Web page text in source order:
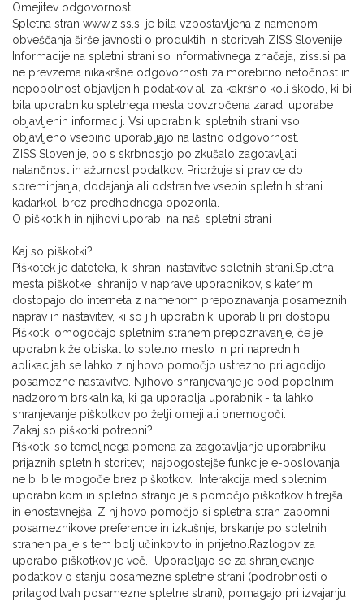
Omejitev odgovornosti
Spletna stran www.ziss.si je bila vzpostavljena z namenom
obveščanja širše javnosti o produktih in storitvah ZISS Slovenije
Informacije na spletni strani so informativnega značaja, ziss.si pa
ne prevzema nikakršne odgovornosti za morebitno netočnost in
nepopolnost objavljenih podatkov ali za kakršno koli škodo, ki bi
bila uporabniku spletnega mesta povzročena zaradi uporabe
objavljenih informacij. Vsi uporabniki spletnih strani vso
objavljeno vsebino uporabljajo na lastno odgovornost.
ZISS Slovenije, bo s skrbnostjo poizkušalo zagotavljati
natančnost in ažurnost podatkov. Pridržuje si pravice do
spreminjanja, dodajanja ali odstranitve vsebin spletnih strani
kadarkoli brez predhodnega opozorila.
O piškotkih in njihovi uporabi na naši spletni strani
Kaj so piškotki?
Piškotek je datoteka, ki shrani nastavitve spletnih strani.Spletna
mesta piškotke shranijo v naprave uporabnikov, s katerimi
dostopajo do interneta z namenom prepoznavanja posameznih
naprav in nastavitev, ki so jih uporabniki uporabili pri dostopu.
Piškotki omogočajo spletnim stranem prepoznavanje, če je
uporabnik že obiskal to spletno mesto in pri naprednih
aplikacijah se lahko z njihovo pomočjo ustrezno prilagodijo
posamezne nastavitve. Njihovo shranjevanje je pod popolnim
nadzorom brskalnika, ki ga uporablja uporabnik - ta lahko
shranjevanje piškotkov po želji omeji ali onemogoči.
Zakaj so piškotki potrebni?
Piškotki so temeljnega pomena za zagotavljanje uporabniku
prijaznih spletnih storitev; najpogostejše funkcije e-poslovanja
ne bi bile mogoče brez piškotkov. Interakcija med spletnim
uporabnikom in spletno stranjo je s pomočjo piškotkov hitrejša
in enostavnejša. Z njihovo pomočjo si spletna stran zapomni
posameznikove preference in izkušnje, brskanje po spletnih
straneh pa je s tem bolj učinkovito in prijetno.Razlogov za
uporabo piškotkov je več. Uporabljajo se za shranjevanje
podatkov o stanju posamezne spletne strani (podrobnosti o
prilagoditvah posamezne spletne strani), pomagajo pri izvajanju